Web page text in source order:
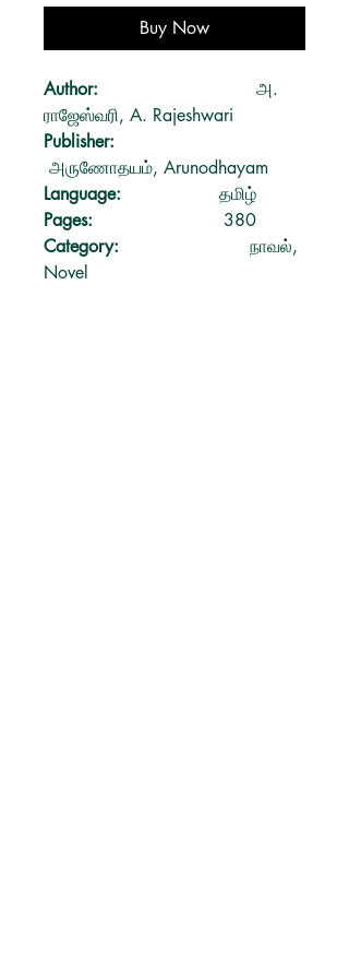
Buy Now
Author: அ.
ராஜேஸ்வரி, A. Rajeshwari
Publisher:
அருணோதயம், Arunodhayam
Language:
தமிழ்
Pages: 380
Category: நாவல்,
Novel